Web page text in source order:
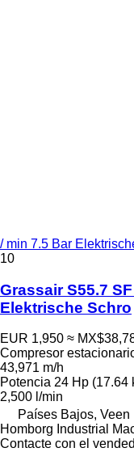
/ min 7.5 Bar
10
Grassair S55.7
Elektrische Schro
EUR 1,950 ≈
Compresor
43,971 m/h
Potencia 24 Hp (17.64
2,500 l/min
Países Bajos, Veen
Homborg Industrial
Contacte con el